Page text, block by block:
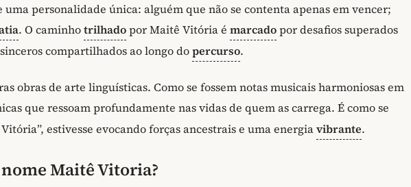
uma personalidade única: alguém que não se contenta apenas em vencer;
. O caminhotrilhadopor Maitê Vitória é marcadopor desafios superados
compartilhados ao longo dopercurso.
obras de arte linguísticas. Como se fossem notas musicais harmoniosas em
que ressoam profundamente nas vidas de quem as carrega. É como se
estivesse evocando forças ancestrais e uma energiavibrante.
Maitê Vitoria?